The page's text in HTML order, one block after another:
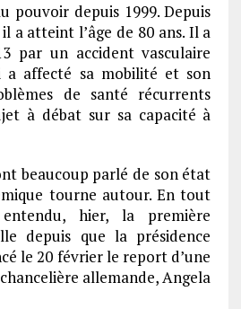
pouvoir depuis 1999. Depuis
a atteint l’âge de 80 ans. Il a
par un accident vasculaire
a affecté sa mobilité et son
de santé récurrents
à débat sur sa capacité à
beaucoup parlé de son état
tourne autour. En tout
hier, la première
depuis que la présidence
le 20 février le report d’une
allemande, Angela